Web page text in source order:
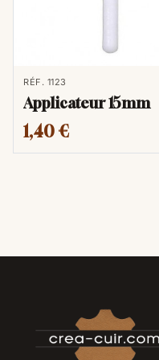
RÉF. 1123
Applicateur 15mm
1,40 €